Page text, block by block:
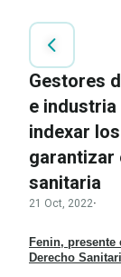
Gestores
e
indexar
garantizar
sanitaria
21 Oct, 2022·
Fenin, presente
Derecho